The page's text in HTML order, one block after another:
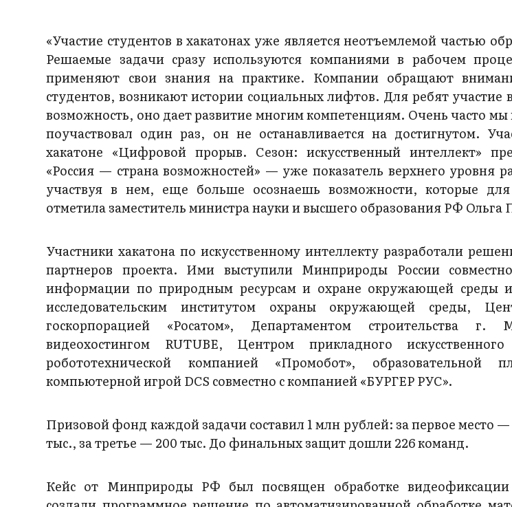
«Участие студентов в хакатонах уже является неотъемлемой частью
Решаемые задачи сразу используются компаниями в рабочем
применяют свои знания на практике. Компании обращают
студентов, возникают истории социальных лифтов. Для ребят участие
возможность, оно дает развитие многим компетенциям. Очень часто мы
поучаствовал один раз, он не останавливается на достигнутом.
хакатоне «Цифровой прорыв. Сезон: искусственный интеллект»
«Россия — страна возможностей» — уже показатель верхнего уровня
участвуя в нем, еще больше осознаешь возможности, которые
отметила заместитель министра науки и высшего образования РФ Ольга
Участники хакатона по искусственному интеллекту разработали
партнеров проекта. Ими выступили Минприроды России
информации по природным ресурсам и охране окружающей среды и
исследовательским институтом охраны окружающей среды,
госкорпорацией «Росатом», Департаментом строительства г.
видеохостингом RUTUBE, Центром прикладного
робототехнической компанией «Промобот», образовательной
компьютерной игрой DCS совместно с компанией «БУРГЕР РУС».
Призовой фонд каждой задачи составил 1 млн рублей: за первое место
тыс., за третье — 200 тыс. До финальных защит дошли 226 команд.
Кейс от Минприроды РФ был посвящен обработке видеофиксации